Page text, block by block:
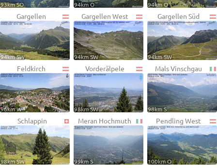
93km SO 94km O 94km O
Gargellen
94km SW
Gargellen West
94km SW
Gargellen Süd
94km SW
Feldkirch
96km W
Vorderälpele
98km SW
Mals Vinschgau
98km S
Schlappin
98km SW
Meran Hochmuth
99km S
Pendling West
100km O